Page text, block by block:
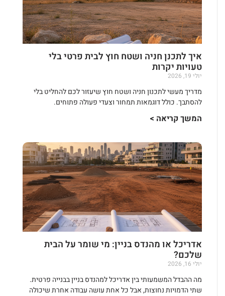
איך לתכנן חניה ושטח חוץ לבית פרטי בלי
טעויות יקרות
יולי 19, 2026
מדריך מעשי לתכנון חניה ושטח חוץ שיעזור לכם להחליט בלי
להסתבך. כולל דוגמאות תמחור וצעדי פעולה פתוחים.
המשך קריאה >
אדריכל או מהנדס בניין: מי שומר על הבית
שלכם?
יולי 16, 2026
מה ההבדל המשמעותי בין אדריכל למהנדס בניין בבנייה פרטית.
שתי הדמויות נחוצות, אבל כל אחת עושה עבודה אחרת שיכולה